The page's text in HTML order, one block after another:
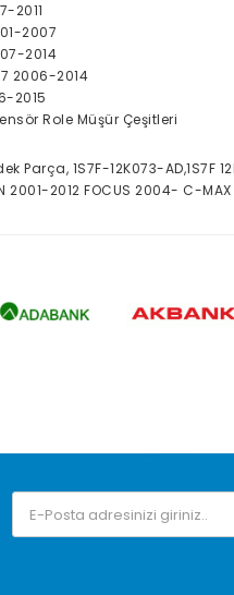
2011
2007
2014
2006-2014
2015
Role Müşür Çeşitleri
Parça, 1S7F-12K073-AD,1S7F
2001-2012 FOCUS 2004- C-MAX